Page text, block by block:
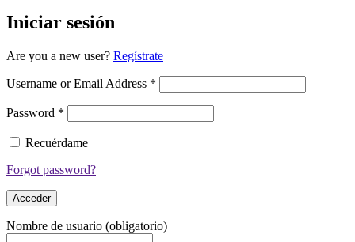
Iniciar sesión
Are you a new user? Regístrate
Username or Email Address *
Password *
Recuérdame
Forgot password?
Nombre de usuario (obligatorio)